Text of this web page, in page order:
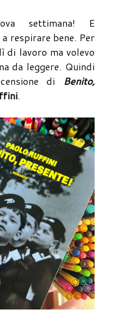
settimana! E
respirare bene. Per
di lavoro ma volevo
da leggere. Quindi
di Benito,
.